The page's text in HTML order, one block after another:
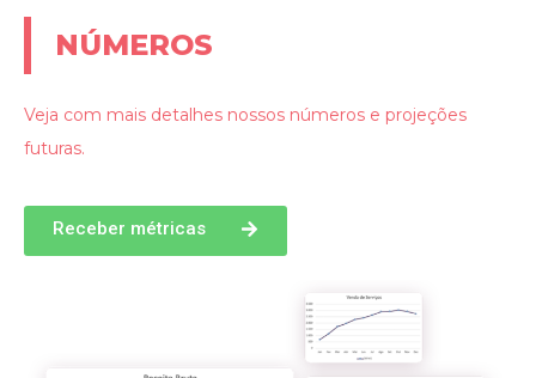
NÚMEROS
Veja com mais detalhes nossos números e projeções
futuras.
Receber métricas